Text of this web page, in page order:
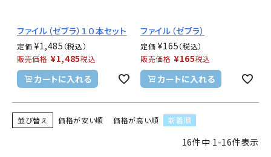
ファイル（ゼブラ）１０本セット
定価 ¥1,485
販売価格 ¥1,485税込
カートに入れる
ファイル（ゼブラ）
定価 ¥165
販売価格 ¥165税込
カートに入れる
並び替え 価格が安い順 価格が高い順 新着順
16件中 1-16件表示